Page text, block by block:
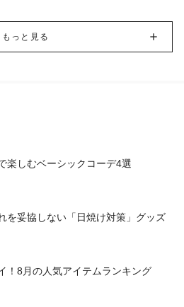
もっと見る
楽しむベーシックコーデ4選
を妥協しない「日焼け対策」グッズ
！8月の人気アイテムランキング